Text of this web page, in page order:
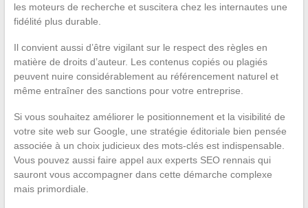
les moteurs de recherche et suscitera chez les internautes une
fidélité plus durable.
Il convient aussi d’être vigilant sur le respect des règles en
matière de droits d’auteur. Les contenus copiés ou plagiés
peuvent nuire considérablement au référencement naturel et
même entraîner des sanctions pour votre entreprise.
Si vous souhaitez améliorer le positionnement et la visibilité de
votre site web sur Google, une stratégie éditoriale bien pensée
associée à un choix judicieux des mots-clés est indispensable.
Vous pouvez aussi faire appel aux experts SEO rennais qui
sauront vous accompagner dans cette démarche complexe
mais primordiale.